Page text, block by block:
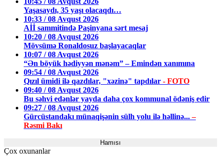
Yaşasaydı, 35 yaşı olacaqdı…
10:33 / 08 Avqust 2026
Aİİ sammitində Paşinyana sərt mesaj
10:20 / 08 Avqust 2026
Mövsümə Ronaldosuz başlayacaqlar
10:07 / 08 Avqust 2026
“Ən böyük hədiyyən mənəm” – Emindən xanımına
09:54 / 08 Avqust 2026
Qızıl ümidi ilə qazdılar, "xəzinə" tapdılar - FOTO
09:40 / 08 Avqust 2026
Bu səhvi edənlər yayda daha çox kommunal ödəniş edir
09:27 / 08 Avqust 2026
Gürcüstandakı münaqişənin sülh yolu ilə həllinə...–
Rəsmi Bakı
Hamısı
Çox oxunanlar